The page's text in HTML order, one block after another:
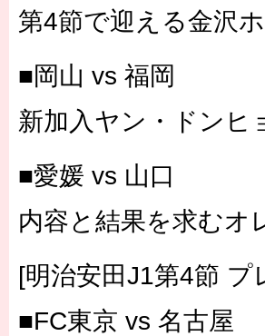
第4節で迎える金沢
■岡山 vs 福岡
新加入ヤン・ドンヒ
■愛媛 vs 山口
内容と結果を求むオ
[明治安田J1第4節 プ
■FC東京 vs 名古屋